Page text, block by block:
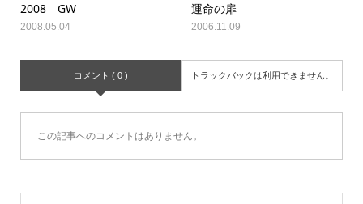
2008 GW
2008.05.04
運命の扉
2006.11.09
コメント ( 0 ) トラックバックは利用できません。
この記事へのコメントはありません。